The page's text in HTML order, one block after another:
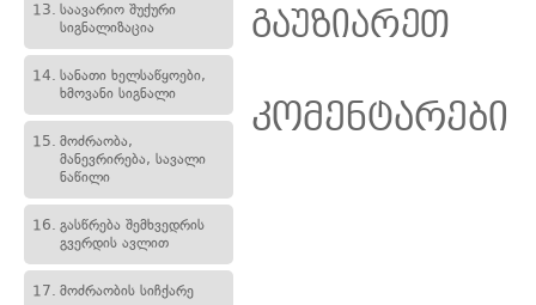
13. საავარიო შუქური
სიგნალიზაცია
14. სანათი ხელსაწყოები,
ხმოვანი სიგნალი
15. მოძრაობა,
მანევრირება, სავალი
ნაწილი
16. გასწრება შემხვედრის
გვერდის ავლით
17. მოძრაობის სიჩქარე
გაუზიარეთ
კომენტარები